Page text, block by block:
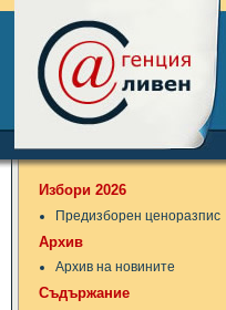
Избори 2026
Предизборен ценоразпис
Архив
Архив на новините
Съдържание